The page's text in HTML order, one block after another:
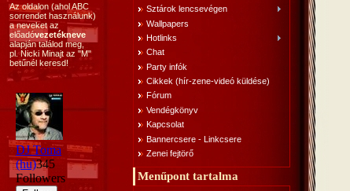
Az oldalon (ahol ABC
sorrendet használunk)
a neveket az
előadóvezetékneve
alapján találod meg,
pl. Nicki Minajt az "M"
betűnél keresd!
Sztárok lencsevégen
Wallpapers
Hotlinks
Chat
Party infók
Cikkek (hír-zene-videó küldése)
Fórum
Vendégkönyv
Kapcsolat
Bannercsere - Linkcsere
Zenei fejtörő
Menűpont tartalma